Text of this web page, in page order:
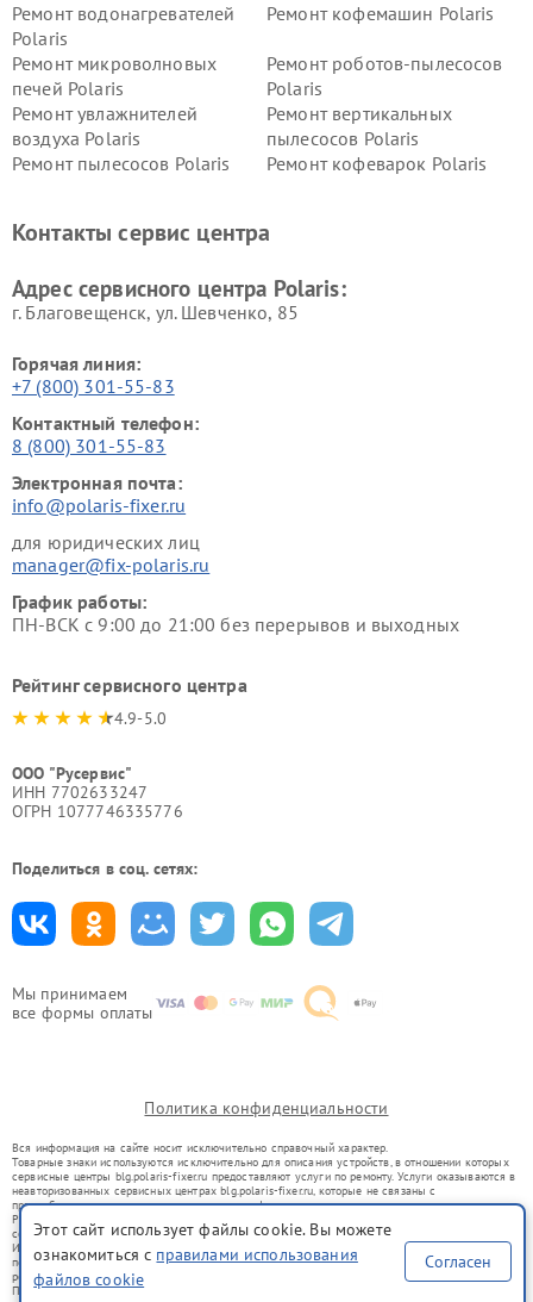
Мы принимаем
все формы оплаты
Ремонт водонагревателей
Polaris
Ремонт кофемашин Polaris
Ремонт микроволновых
печей Polaris
Ремонт роботов-пылесосов
Polaris
Ремонт увлажнителей
воздуха Polaris
Ремонт вертикальных
пылесосов Polaris
Ремонт пылесосов Polaris
Ремонт кофеварок Polaris
Контакты сервис центра
Адрес сервисного центра Polaris:
г. Благовещенск, ул. Шевченко, 85
Горячая линия:
+7 (800) 301-55-83
Контактный телефон:
8 (800) 301-55-83
Электронная почта:
info@polaris-fixer.ru
для юридических лиц
manager@fix-polaris.ru
График работы:
ПН-ВСК с 9:00 до 21:00 без перерывов и выходных
Рейтинг сервисного центра
4.9-5.0
ООО "Русервис"
ИНН 7702633247
ОГРН 1077746335776
Поделиться в соц. сетях:
Политика конфиденциальности
Вся информация на сайте носит исключительно справочный характер.
Товарные знаки используются исключительно для описания устройств, в отношении которых
сервисные центры blg.polaris-fixer.ru предоставляют услуги по ремонту. Услуги оказываются в
неавторизованных сервисных центрах blg.polaris-fixer.ru, которые не связаны с
правообладателями товарных знаков или их официальными представителями.
Ремонт осуществляется для устройств, уже введенных в гражданский оборот в соответствии
со статьей 1487 ГК РФ.
Использование товарных знаков не преследует цели индивидуализации услуг или введения
потребителей в заблуждение, а служит для информирования о предоставляемых услугах по
ремонту техники указанных брендов.
Представленная на сайте информация не является публичной офертой, определяемой
Этот сайт использует файлы cookie. Вы можете
ознакомиться с правилами использования
файлов cookie
Согласен